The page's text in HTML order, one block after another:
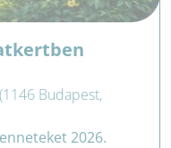
Budapest,
2026.